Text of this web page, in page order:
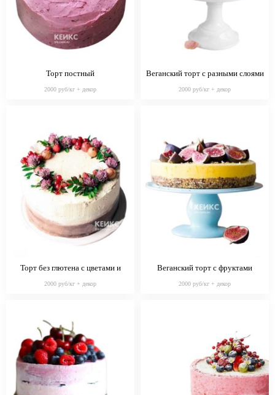
Торт постный
2000 руб/кг + декор
Веганский торт с разными слоями
2000 руб/кг + декор
Торт без глютена с цветами и
2000 руб/кг + декор
Веганский торт с фруктами
2000 руб/кг + декор